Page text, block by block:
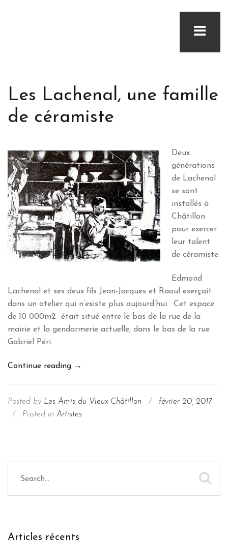
Les Lachenal, une famille
de céramiste
Deux
générations
de Lachenal
se sont
installés à
Châtillon
pour exercer
leur talent
de céramiste.
Edmond
Lachenal et ses deux fils Jean-Jacques et Raoul exerçait
dans un atelier qui n’existe plus aujourd’hui. Cet espace
de 10 000m2 était situé entre le bas de la rue de la
mairie et la gendarmerie actuelle, dans le bas de la rue
Gabriel Péri.
Continue reading Les
famille
de
→
Posted by Les Amis du Vieux Châtillon /
février 20, 2017
/
Posted in Artistes
Articles récents